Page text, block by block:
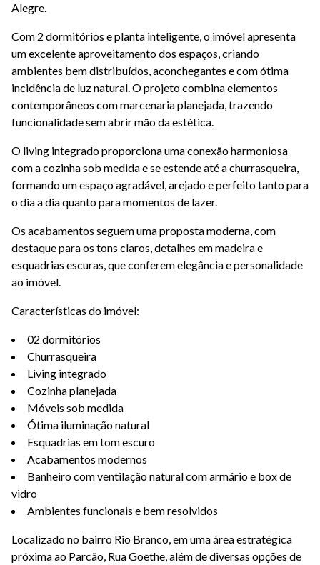
Alegre.
Com 2 dormitórios e planta inteligente, o imóvel apresenta
um excelente aproveitamento dos espaços, criando
ambientes bem distribuídos, aconchegantes e com ótima
incidência de luz natural. O projeto combina elementos
contemporâneos com marcenaria planejada, trazendo
funcionalidade sem abrir mão da estética.
O living integrado proporciona uma conexão harmoniosa
com a cozinha sob medida e se estende até a churrasqueira,
formando um espaço agradável, arejado e perfeito tanto para
o dia a dia quanto para momentos de lazer.
Os acabamentos seguem uma proposta moderna, com
destaque para os tons claros, detalhes em madeira e
esquadrias escuras, que conferem elegância e personalidade
ao imóvel.
Características do imóvel:
02 dormitórios
Churrasqueira
Living integrado
Cozinha planejada
Móveis sob medida
Ótima iluminação natural
Esquadrias em tom escuro
Acabamentos modernos
Banheiro com ventilação natural com armário e box de
vidro
Ambientes funcionais e bem resolvidos
Localizado no bairro Rio Branco, em uma área estratégica
próxima ao Parcão, Rua Goethe, além de diversas opções de